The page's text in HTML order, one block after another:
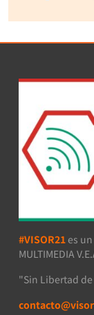
#VISOR21 es
MULTIMEDIA
"Sin Libertad de